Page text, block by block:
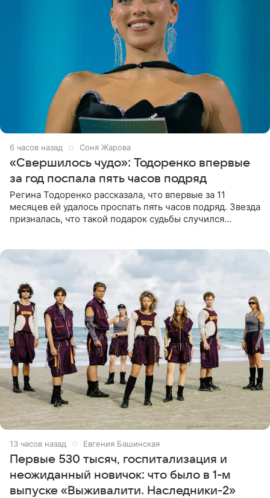
6 часов назад Соня Жарова
«Свершилось чудо»: Тодоренко впервые
за год поспала пять часов подряд
Регина Тодоренко рассказала, что впервые за 11
месяцев ей удалось проспать пять часов подряд. Звезда
призналась, что такой подарок судьбы случился
13 часов назад Евгения Башинская
Первые 530 тысяч, госпитализация и
неожиданный новичок: что было в 1-м
выпуске «Выживалити. Наследники-2»